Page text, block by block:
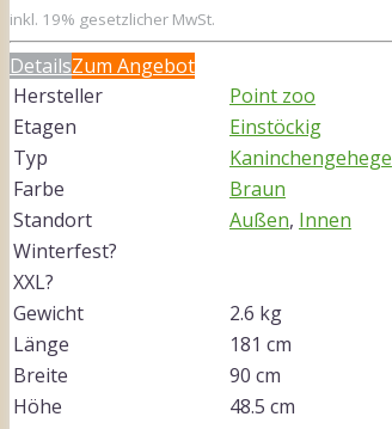
inkl. 19% gesetzlicher MwSt.
DetailsZum Angebot
Hersteller
Point zoo
Etagen
Einstöckig
Typ
Kaninchengehege
Farbe
Braun
Standort
Außen, Innen
Winterfest?
XXL?
Gewicht
2.6 kg
Länge
181 cm
Breite
90 cm
Höhe
48.5 cm